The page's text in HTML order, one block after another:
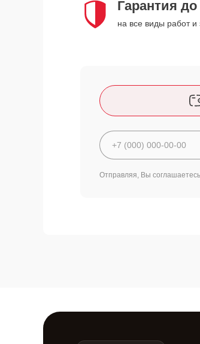
Гарантия до
на все виды работ и
Отправляя, Вы